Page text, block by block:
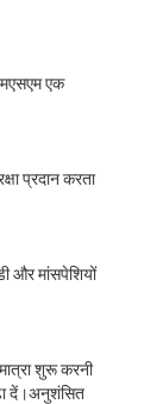
एक
प्रदान करता
और मांसपेशियों
शुरू करनी
दें।अनुशंसित